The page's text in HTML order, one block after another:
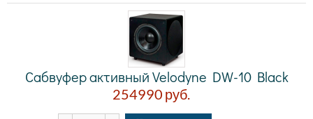
Сабвуфер активный Velodyne DW-10 Black
254990 руб.